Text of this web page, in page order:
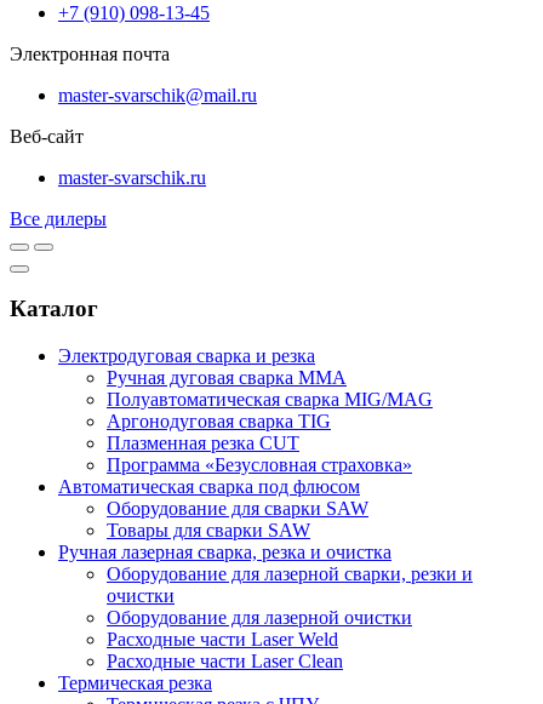
+7 (910) 098-13-45
Электронная почта
master-svarschik@mail.ru
Веб-сайт
master-svarschik.ru
Все дилеры
Каталог
Электродуговая сварка и резка
Ручная дуговая сварка MMA
Полуавтоматическая сварка MIG/MAG
Аргонодуговая сварка TIG
Плазменная резка CUT
Программа «Безусловная страховка»
Автоматическая сварка под флюсом
Оборудование для сварки SAW
Товары для сварки SAW
Ручная лазерная сварка, резка и очистка
Оборудование для лазерной сварки, резки и
очистки
Оборудование для лазерной очистки
Расходные части Laser Weld
Расходные части Laser Clean
Термическая резка